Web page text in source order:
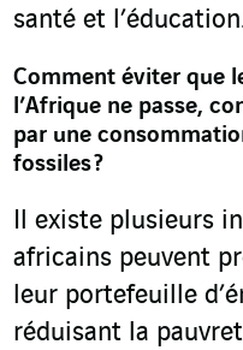
santé et
Comment éviter que
l’Afrique ne passe,
par une
fossiles ?
Il existe plusieurs
africains peuvent
leur portefeuille
réduisant la